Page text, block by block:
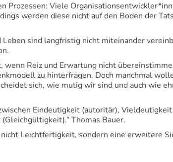
Prozessen: Viele
werden diese nicht auf den Boden der
Leben sind langfristig nicht miteinander
wenn Reiz und Erwartung nicht
zu hinterfragen. Doch manchmal
sich, wie mutig wir sind und auch wie
Eindeutigkeit (autoritär),
Thomas Bauer.
Leichtfertigkeit, sondern eine erweitere